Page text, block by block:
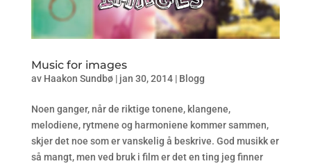
Music for images
av Haakon Sundbø| jan 30, 2014| Blogg
Noen ganger, når de riktige tonene, klangene,
melodiene, rytmene og harmoniene kommer sammen,
skjer det noe som er vanskelig å beskrive. God musikk er
så mangt, men ved bruk i film er det en ting jeg finner